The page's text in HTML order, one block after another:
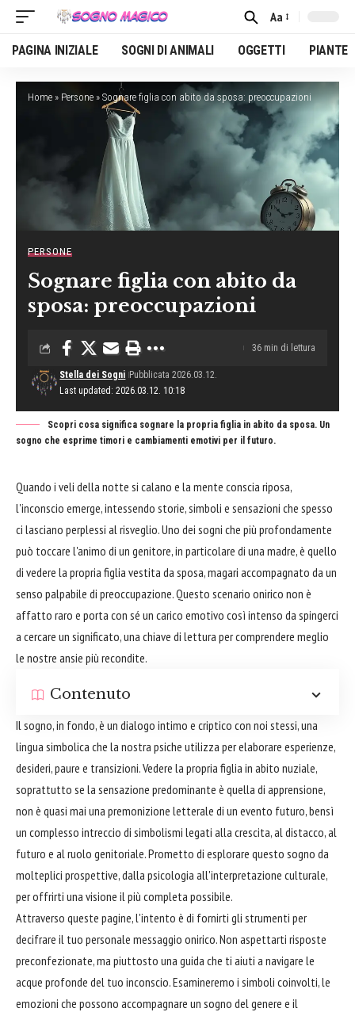
Font
Resizer
Aa
PAGINA INIZIALE SOGNI DI ANIMALI OGGETTI PIANTE
Home » Persone » Sognare figlia con abito da sposa: preoccupazioni
PERSONE
Sognare figlia con abito da
sposa: preoccupazioni
Last updated: 2026.03.12. 10:18
Stella dei Sogni Pubblicata 2026.03.12.
36 min di lettura
Scopri cosa significa sognare la propria figlia in abito da sposa. Un
sogno che esprime timori e cambiamenti emotivi per il futuro.
Quando i veli della notte si calano e la mente conscia riposa,
l'inconscio emerge, intessendo storie, simboli e sensazioni che spesso
ci lasciano perplessi al risveglio. Uno dei sogni che più profondamente
può toccare l'animo di un genitore, in particolare di una madre, è quello
di vedere la propria figlia vestita da sposa, magari accompagnato da un
senso palpabile di preoccupazione. Questo scenario onirico non è
affatto raro e porta con sé un carico emotivo così intenso da spingerci
a cercare un significato, una chiave di lettura per comprendere meglio
le nostre ansie più recondite.
Contenuto
Il sogno, in fondo, è un dialogo intimo e criptico con noi stessi, una
lingua simbolica che la nostra psiche utilizza per elaborare esperienze,
desideri, paure e transizioni. Vedere la propria figlia in abito nuziale,
soprattutto se la sensazione predominante è quella di apprensione,
non è quasi mai una premonizione letterale di un evento futuro, bensì
un complesso intreccio di simbolismi legati alla crescita, al distacco, al
futuro e al ruolo genitoriale. Prometto di esplorare questo sogno da
molteplici prospettive, dalla psicologia all'interpretazione culturale,
per offrirti una visione il più completa possibile.
Attraverso queste pagine, l'intento è di fornirti gli strumenti per
decifrare il tuo personale messaggio onirico. Non aspettarti risposte
preconfezionate, ma piuttosto una guida che ti aiuti a navigare le
acque profonde del tuo inconscio. Esamineremo i simboli coinvolti, le
emozioni che possono accompagnare un sogno del genere e il